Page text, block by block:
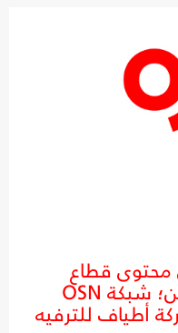
محتوى قطاع
الترفيه المنزلي في البحرين؛ شبكة OSN
أطياف للترفيه